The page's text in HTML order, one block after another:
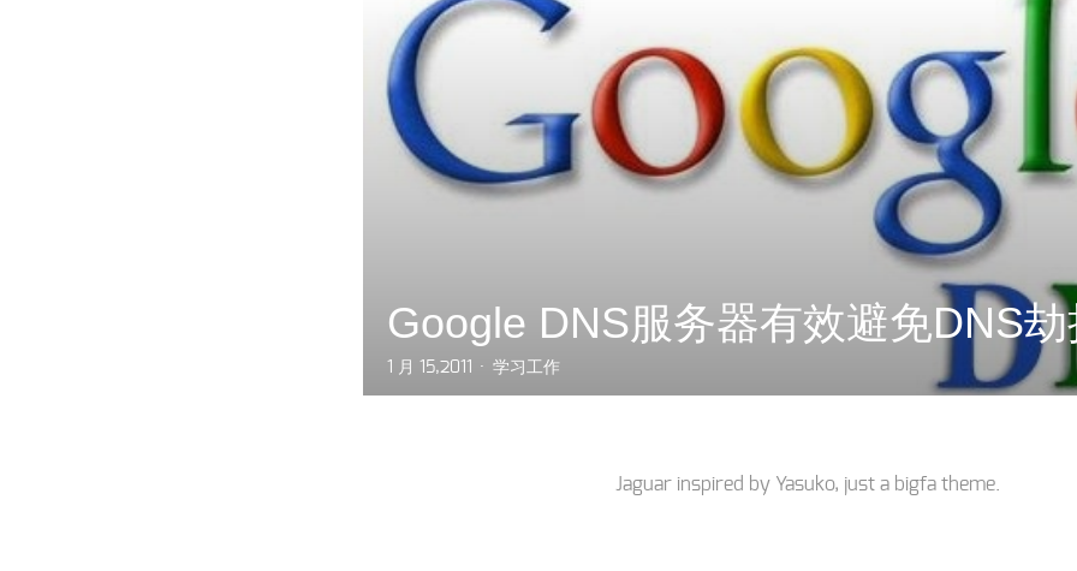
Google DNS服务器有效避免DNS
1 月 15,2011 学习工作
Jaguar inspired by Yasuko, just a bigfa theme.